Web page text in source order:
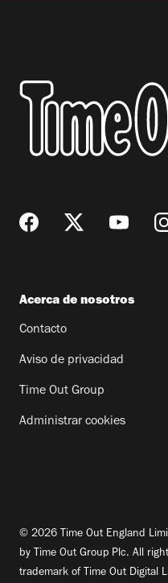
Acerca de nosotros
Contacto
Aviso de privacidad
Time Out Group
Administrar cookies
© 2026 Time Out England
by Time Out Group Plc. All
trademark of Time Out Digital